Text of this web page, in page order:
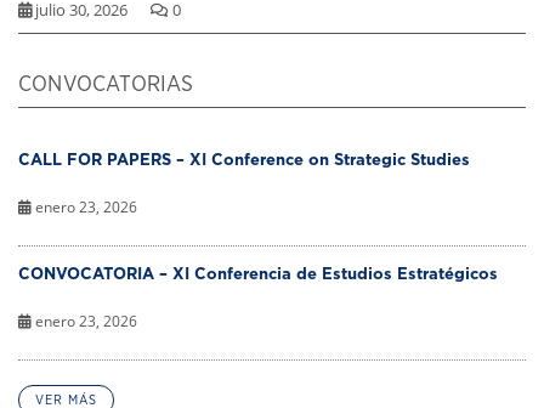
julio 30, 2026 0
CONVOCATORIAS
CALL FOR PAPERS – XI Conference on Strategic Studies
enero 23, 2026
CONVOCATORIA – XI Conferencia de Estudios Estratégicos
enero 23, 2026
VER MÁS